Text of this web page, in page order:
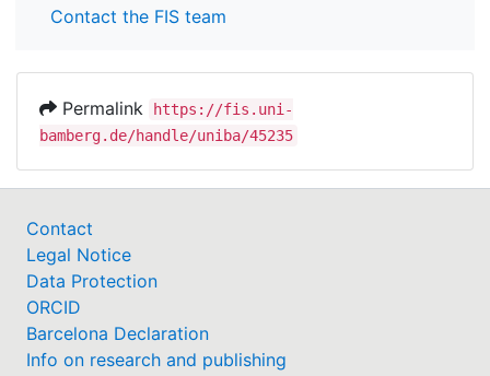
Contact the FIS team
Permalink
https://fis.uni-
bamberg.de/handle/uniba/45235
Contact
Legal Notice
Data Protection
ORCID
Barcelona Declaration
Info on research and publishing